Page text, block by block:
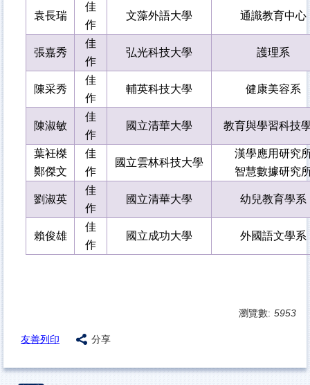
袁長瑞
佳
作
文藻外語大學 通識教育中心
張嘉秀
佳
作
弘光科技大學 護理系
陳采秀
佳
作
輔英科技大學 健康美容系
陳淑敏
佳
作
國立清華大學 教育與學習科技
葉衽榤
鄭傑文
佳
作
國立雲林科技大學
漢學應用研究
智慧數據研究
劉淑英
佳
作
國立清華大學 幼兒教育學系
賴俊雄
佳
作
國立成功大學 外國語文學系
瀏覽數: 5953
友善列印 分享